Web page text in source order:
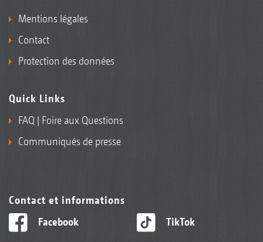
Mentions légales
Contact
Protection des données
Quick Links
FAQ | Foire aux Questions
Communiqués de presse
Contact et informations
Facebook
TikTok